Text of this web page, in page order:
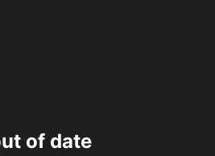
of date